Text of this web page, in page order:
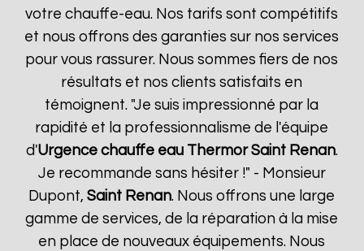
votre chauffe-eau. Nos tarifs sont compétitifs
et nous offrons des garanties sur nos services
pour vous rassurer. Nous sommes fiers de nos
résultats et nos clients satisfaits en
témoignent. "Je suis impressionné par la
rapidité et la professionnalisme de l'équipe
d'Urgence chauffe eau Thermor Saint Renan.
Je recommande sans hésiter !" - Monsieur
Dupont,Saint Renan. Nous offrons une large
gamme de services, de la réparation à la mise
en place de nouveaux équipements. Nous